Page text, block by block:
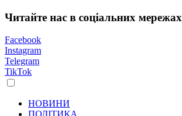
Читайте нас в соціальних мережах
Facebook
Instagram
Telegram
TikTok
НОВИНИ